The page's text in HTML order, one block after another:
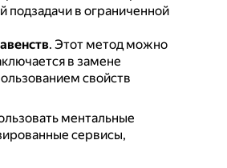
подзадачи в ограниченной
. Этот метод можно
в замене
свойств
ментальные
сервисы,